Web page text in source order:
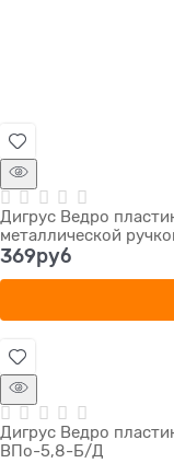
Дигрус Ведро
металлической
369руб
Дигрус Ведро
ВПо-5,8-Б/Д